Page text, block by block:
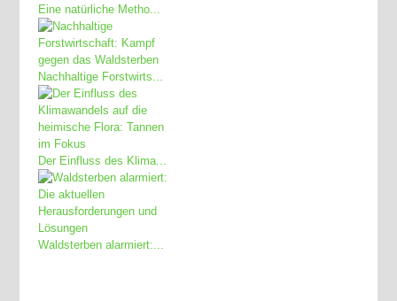
Eine natürliche Metho...
Nachhaltige Forstwirts...
Der Einfluss des Klima...
Waldsterben alarmiert:...